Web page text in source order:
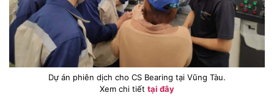
Dự án phiên dịch cho CS Bearing tại Vũng Tàu.
Xem chi tiết tại đây